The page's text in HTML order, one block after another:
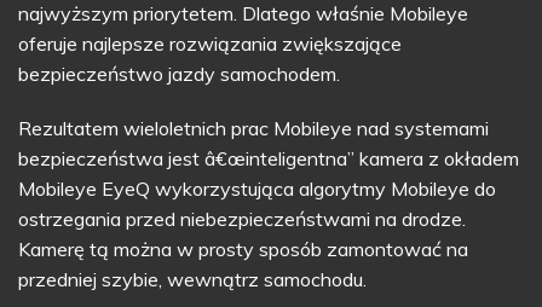
najwyższym priorytetem. Dlatego właśnie Mobileye
oferuje najlepsze rozwiązania zwiększające
bezpieczeństwo jazdy samochodem.
Rezultatem wieloletnich prac Mobileye nad systemami
bezpieczeństwa jest â€œinteligentna” kamera z okładem
Mobileye EyeQ wykorzystująca algorytmy Mobileye do
ostrzegania przed niebezpieczeństwami na drodze.
Kamerę tą można w prosty sposób zamontować na
przedniej szybie, wewnątrz samochodu.